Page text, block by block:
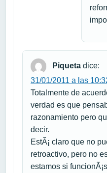
Piqueta dice:
31/01/2011 a las
Totalmente de
verdad es que
razonamiento pero
decir.
EstÃ¡ claro que no
retroactivo, pero no
estamos si